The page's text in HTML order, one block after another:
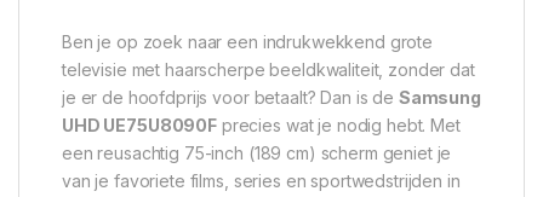
Ben je op zoek naar een indrukwekkend grote
televisie met haarscherpe beeldkwaliteit, zonder dat
je er de hoofdprijs voor betaalt? Dan is de Samsung
UHD UE75U8090F precies wat je nodig hebt. Met
een reusachtig 75-inch (189 cm) scherm geniet je
van je favoriete films, series en sportwedstrijden in